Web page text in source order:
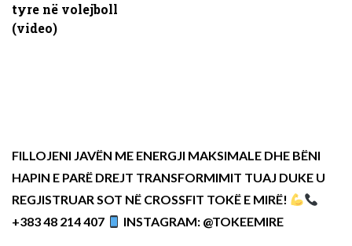
tyre në volejboll
(video)
FILLOJENI JAVËN ME ENERGJI MAKSIMALE DHE BËNI
HAPIN E PARË DREJT TRANSFORMIMIT TUAJ DUKE U
REGJISTRUAR SOT NË CROSSFIT TOKË E MIRË!
+383 48 214 407
INSTAGRAM: @TOKEEMIRE